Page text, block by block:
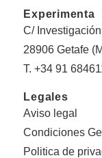
Experimenta
C/
28906 Getafe
T. +34 91
Legales
Aviso legal
Condiciones
Politica de